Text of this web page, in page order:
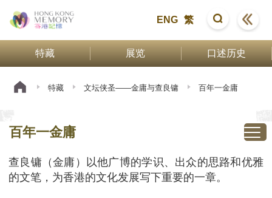
ENG 繁
特藏 展览 口述历史
特藏 文坛侠圣——金庸与查良镛 百年一金庸
百年一金庸
查良镛（金庸）以他广博的学识、出众的思路和优雅
的文笔，为香港的文化发展写下重要的一章。